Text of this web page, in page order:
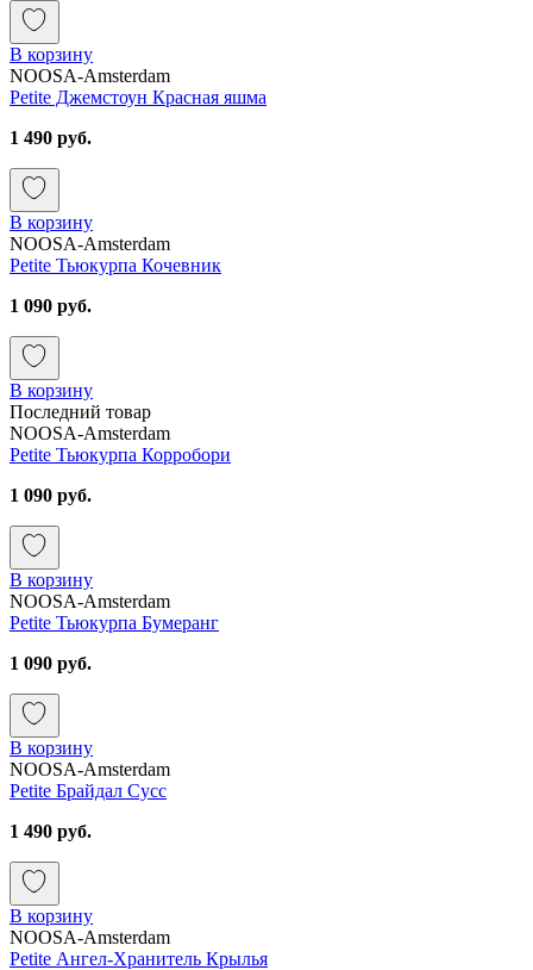
В корзину
NOOSA-Amsterdam
Petite Джемстоун Красная яшма
1 490 руб.
В корзину
NOOSA-Amsterdam
Petite Тьюкурпа Кочевник
1 090 руб.
В корзину
Последний товар
NOOSA-Amsterdam
Petite Тьюкурпа Корробори
1 090 руб.
В корзину
NOOSA-Amsterdam
Petite Тьюкурпа Бумеранг
1 090 руб.
В корзину
NOOSA-Amsterdam
Petite Брайдал Сусс
1 490 руб.
В корзину
NOOSA-Amsterdam
Petite Ангел-Хранитель Крылья